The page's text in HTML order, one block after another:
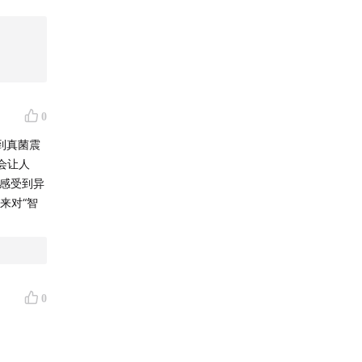
超越
。
破
0
真菌震
让人
受到异
对“智
0